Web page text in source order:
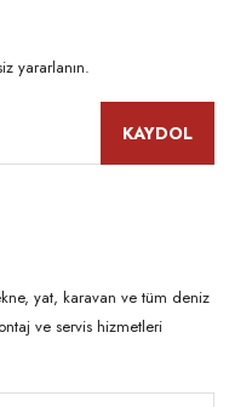
yararlanın.
KAYDOL
yat, karavan ve tüm deniz
ve servis hizmetleri